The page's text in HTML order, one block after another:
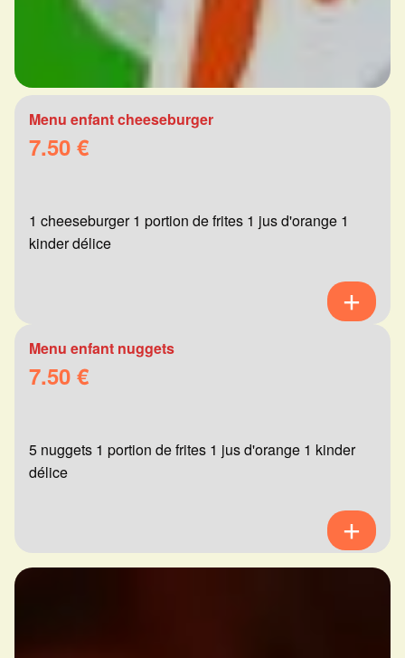
Menu enfant cheeseburger
7.50 €
1 cheeseburger 1 portion de frites 1 jus d'orange 1
kinder délice
Menu enfant nuggets
7.50 €
5 nuggets 1 portion de frites 1 jus d'orange 1 kinder
délice